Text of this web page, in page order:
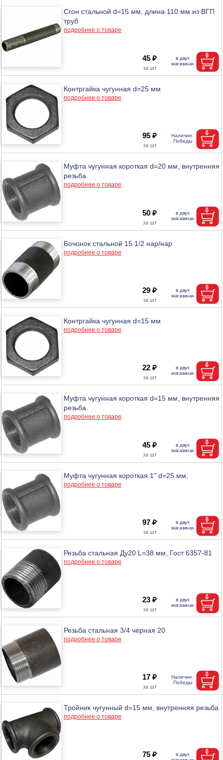
Сгон стальной d=15 мм, длина 110 мм из ВГП
труб
подробнее о товаре
45 ₽
Контргайка чугунная d=25 мм
подробнее о товаре
95 ₽
Муфта чугунная короткая d=20 мм, внутренняя
резьба
подробнее о товаре
50 ₽
Бочонок стальной 15 1/2 нар/нар
подробнее о товаре
29 ₽
Контргайка чугунная d=15 мм
подробнее о товаре
22 ₽
Муфта чугунная короткая d=15 мм, внутренняя
резьба
подробнее о товаре
45 ₽
Муфта чугунная короткая 1" d=25 мм,
подробнее о товаре
97 ₽
Резьба стальная Ду20 L=38 мм, Гост 6357-81
подробнее о товаре
23 ₽
Резьба стальная 3/4 черная 20
подробнее о товаре
17 ₽
Тройник чугунный d=15 мм, внутренняя резьба
подробнее о товаре
75 ₽